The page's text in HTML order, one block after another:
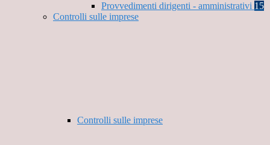
Provvedimenti dirigenti - amministrativi 15
Controlli sulle imprese
Controlli sulle imprese